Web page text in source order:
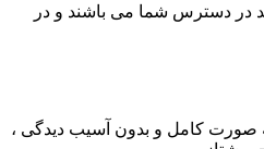
در دسترس شما می باشند و در
صورت کامل و بدون آسیب دیدگی ،